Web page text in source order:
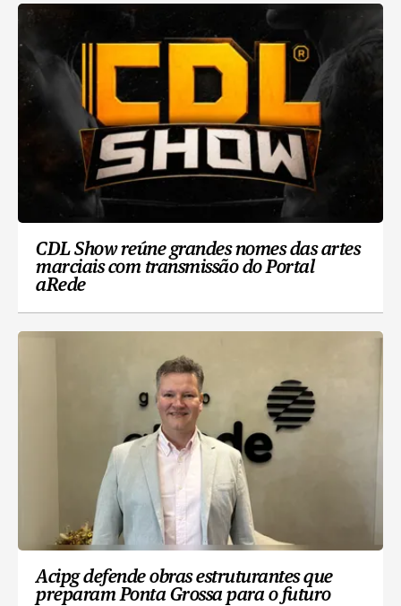
CDL Show reúne grandes nomes das artes
marciais com transmissão do Portal
aRede
Acipg defende obras estruturantes que
preparam Ponta Grossa para o futuro